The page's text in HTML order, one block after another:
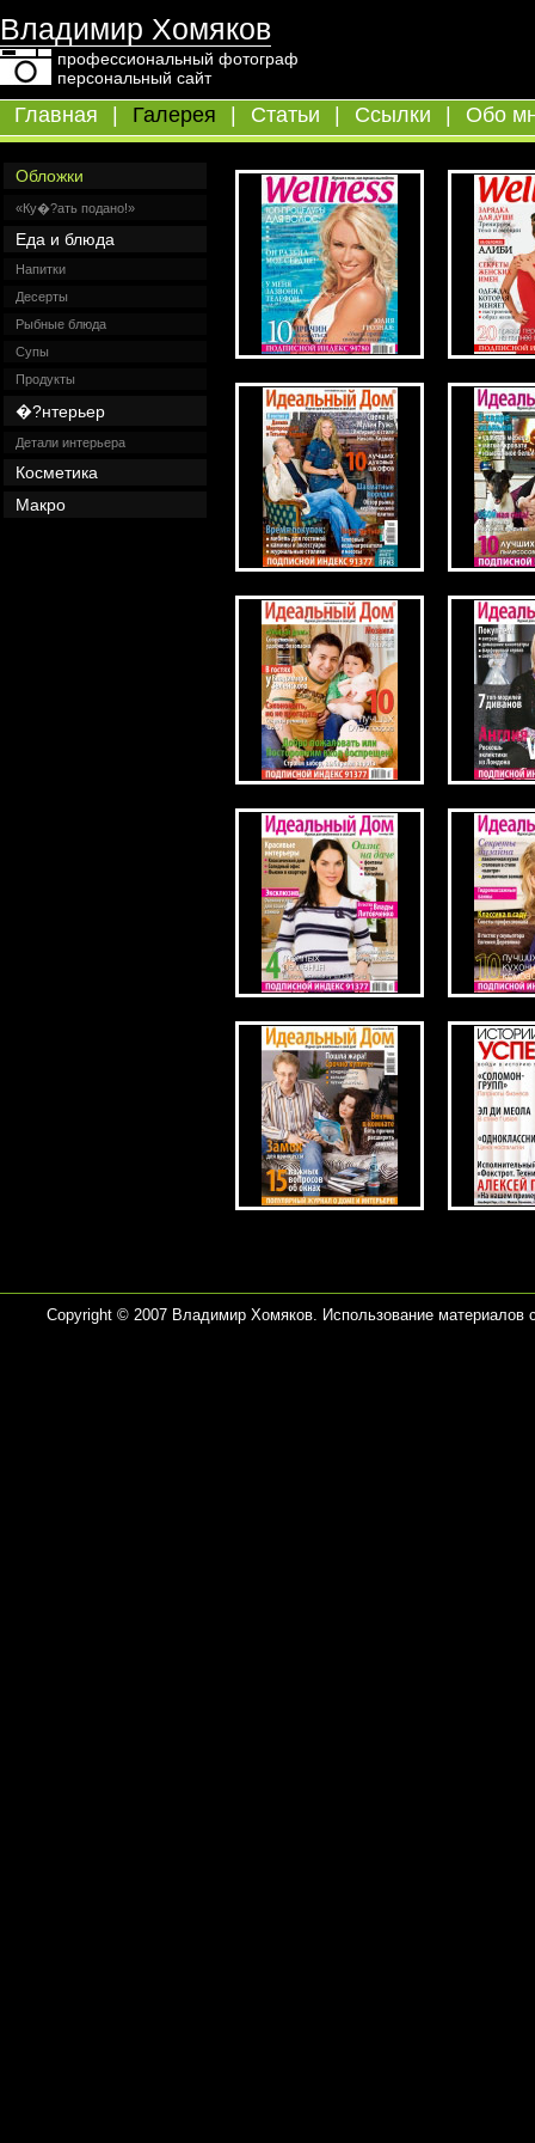
Владимир Хомяков
профессиональный фотограф
персональный сайт
Главная Галерея Статьи Ссылки Обо
Обложки
«Ку�?ать подано!»
Еда и блюда
Напитки
Десерты
Рыбные блюда
Супы
Продукты
�?нтерьер
Детали интерьера
Косметика
Макро
Copyright © 2007 Владимир Хомяков. Использование материалов